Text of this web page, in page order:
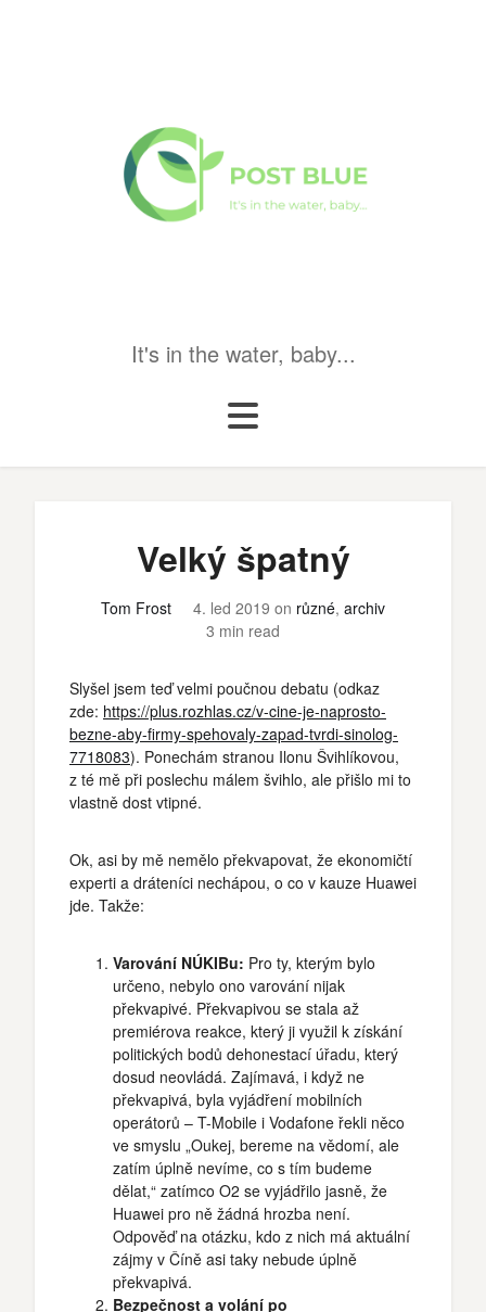
It's in the water, baby...
Velký špatný
Tom Frost 4. led 2019 on různé, archiv
3 min read
Slyšel jsem teď velmi poučnou debatu (odkaz
zde: https://plus.rozhlas.cz/v-cine-je-naprosto-
bezne-aby-firmy-spehovaly-zapad-tvrdi-sinolog-
7718083). Ponechám stranou Ilonu Švihlíkovou,
z té mě při poslechu málem švihlo, ale přišlo mi to
vlastně dost vtipné.
Ok, asi by mě nemělo překvapovat, že ekonomičtí
experti a dráteníci nechápou, o co v kauze Huawei
jde. Takže:
Varování NÚKIBu: Pro ty, kterým bylo
určeno, nebylo ono varování nijak
překvapivé. Překvapivou se stala až
premiérova reakce, který ji využil k získání
politických bodů dehonestací úřadu, který
dosud neovládá. Zajímavá, i když ne
překvapivá, byla vyjádření mobilních
operátorů – T-Mobile i Vodafone řekli něco
ve smyslu „Oukej, bereme na vědomí, ale
zatím úplně nevíme, co s tím budeme
dělat,“ zatímco O2 se vyjádřilo jasně, že
Huawei pro ně žádná hrozba není.
Odpověď na otázku, kdo z nich má aktuální
zájmy v Číně asi taky nebude úplně
překvapivá.
Bezpečnost a volání po